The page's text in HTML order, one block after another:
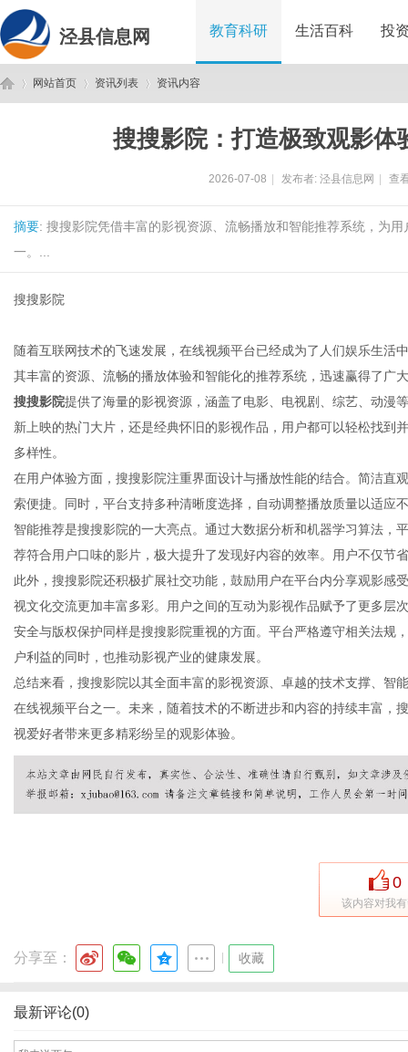
泾县信息网 教育科研 生活百科 投
网站首页 资讯列表 资讯内容
搜搜影院：打造极致观影体
2026-07-08 发布者: 泾县信息网 查
摘要: 搜搜影院凭借丰富的影视资源、流畅播放和智能推荐系统，为
一。...
搜搜影院
随着互联网技术的飞速发展，在线视频平台已经成为了人们娱乐生活
其丰富的资源、流畅的播放体验和智能化的推荐系统，迅速赢得了广
搜搜影院提供了海量的影视资源，涵盖了电影、电视剧、综艺、动漫
新上映的热门大片，还是经典怀旧的影视作品，用户都可以轻松找到
多样性。
在用户体验方面，搜搜影院注重界面设计与播放性能的结合。简洁直
索便捷。同时，平台支持多种清晰度选择，自动调整播放质量以适应
智能推荐是搜搜影院的一大亮点。通过大数据分析和机器学习算法，
荐符合用户口味的影片，极大提升了发现好内容的效率。用户不仅节
此外，搜搜影院还积极扩展社交功能，鼓励用户在平台内分享观影感
视文化交流更加丰富多彩。用户之间的互动为影视作品赋予了更多层
安全与版权保护同样是搜搜影院重视的方面。平台严格遵守相关法规
户利益的同时，也推动影视产业的健康发展。
总结来看，搜搜影院以其全面丰富的影视资源、卓越的技术支撑、智
在线视频平台之一。未来，随着技术的不断进步和内容的持续丰富，
视爱好者带来更多精彩纷呈的观影体验。
0
该内容对我
分享至： 收藏
最新评论(0)